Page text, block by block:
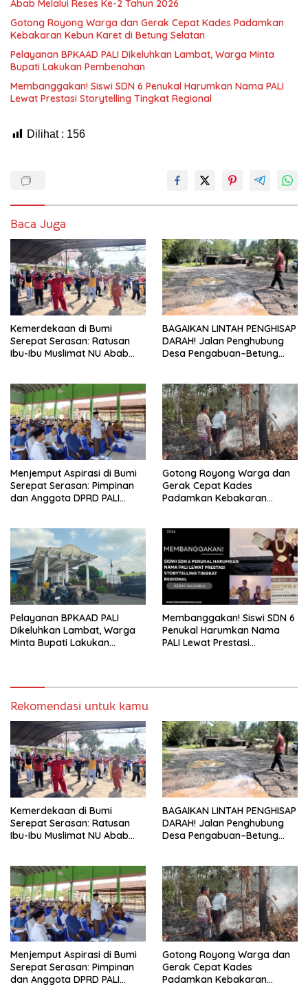
Abab Melalui Reses Ke-2 Tahun 2026
Gotong Royong Warga dan Gerak Cepat Kades Padamkan
Kebakaran Kebun Karet di Betung Selatan
Pelayanan BPKAAD PALI Dikeluhkan Lambat, Warga Minta
Bupati Lakukan Pembenahan
Membanggakan! Siswi SDN 6 Penukal Harumkan Nama PALI
Lewat Prestasi Storytelling Tingkat Regional
Dilihat : 156
Baca Juga
Kemerdekaan di Bumi
Serepat Serasan: Ratusan
Ibu-Ibu Muslimat NU Abab
Indonesia
BAGAIKAN LINTAH PENGHISAP
DARAH! Jalan Penghubung
Desa Pengabuan–Betung
Kerok
Menjemput Aspirasi di Bumi
Serepat Serasan: Pimpinan
dan Anggota DPRD PALI
Melalui Reses Ke-2 Tahun
2026
Gotong Royong Warga dan
Gerak Cepat Kades
Padamkan Kebakaran
Pelayanan BPKAAD PALI
Dikeluhkan Lambat, Warga
Minta Bupati Lakukan
Membanggakan! Siswi SDN 6
Penukal Harumkan Nama
PALI Lewat Prestasi
Rekomendasi untuk kamu
Kemerdekaan di Bumi
Serepat Serasan: Ratusan
Ibu-Ibu Muslimat NU Abab
Indonesia
BAGAIKAN LINTAH PENGHISAP
DARAH! Jalan Penghubung
Desa Pengabuan–Betung
Kerok
Menjemput Aspirasi di Bumi
Serepat Serasan: Pimpinan
dan Anggota DPRD PALI
Gotong Royong Warga dan
Gerak Cepat Kades
Padamkan Kebakaran